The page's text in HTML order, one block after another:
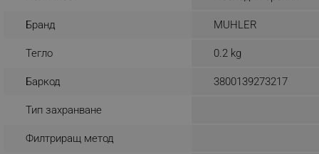
Бранд MUHLER
Тегло 0.2 kg
Баркод 3800139273217
Тип захранване
Филтриращ метод
_sgf_delayed_campaigns
_sgf_npq
_sgf_clicked_banners